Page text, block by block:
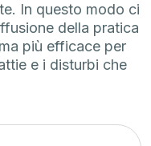
In questo modo ci
della pratica
più efficace per
e i disturbi che